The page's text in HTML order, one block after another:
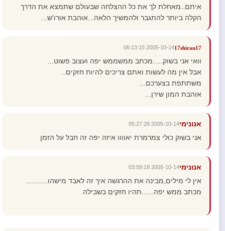
איתם..מאחלת לך את כל ההצלחה שבעולם שתמצא את הדרך
הקלה ביותר להתגבר ולהמשיך הלאה...אוהבת אורו'ש...
17shiran17
2005-10-14 06:13:15
וואי אני בשוק.....מכתב ממשממש יפה ועצוב פשוט...
אבל אין מה לעשות ואתם צריכים להיות חזקים..
משתתפת בצערכם...
אוהבת המון שירן...
אנונימי2005-10-14 05:27:29
אני בשוק כולי צמרמרת יאוווו איזה יפה זה חבל על הזמן
אנונימי2005-10-14 03:59:18
אין לי מילים,מבינה את ההרגשה איך זה לאבד מישהו...........
מכתב ממש יפה......תהיו חזקים בשבילה